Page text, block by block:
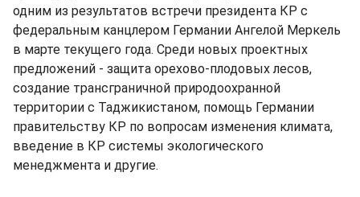
одним из результатов встречи президента КР с
федеральным канцлером Германии Ангелой Меркель
в марте текущего года. Среди новых проектных
предложений - защита орехово-плодовых лесов,
создание трансграничной природоохранной
территории с Таджикистаном, помощь Германии
правительству КР по вопросам изменения климата,
введение в КР системы экологического
менеджмента и другие.